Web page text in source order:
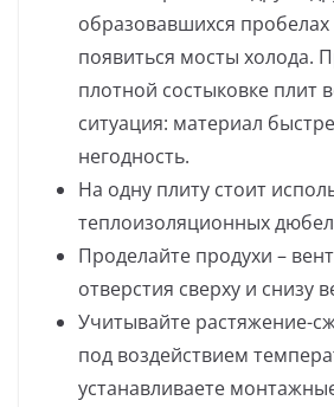
образовавшихся пробелах
появиться мосты холода.
плотной состыковке плит
ситуация: материал
негодность.
На одну плиту стоит
теплоизоляционных
Проделайте продухи –
отверстия сверху и снизу
Учитывайте растяжение-
под воздействием
устанавливаете